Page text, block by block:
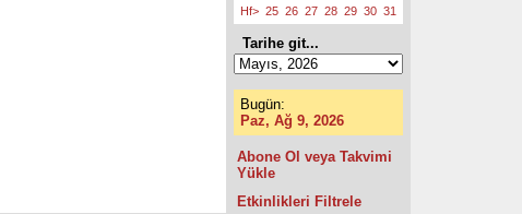
Hf> 25 26 27 28 29 30 31
Tarihe git...
Bugün:
Paz, Ağ 9, 2026
Abone Ol veya Takvimi
Yükle
Etkinlikleri Filtrele